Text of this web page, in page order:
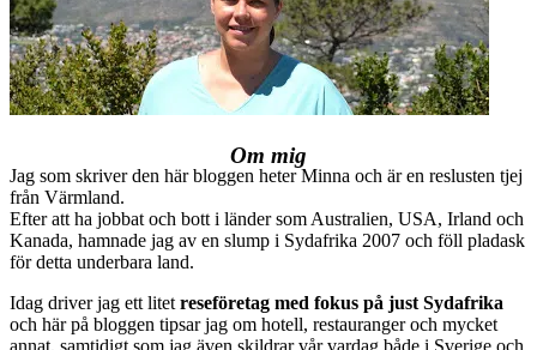
Om mig
Jag som skriver den här bloggen heter Minna och är en reslusten tjej
från Värmland.
Efter att ha jobbat och bott i länder som Australien, USA, Irland och
Kanada, hamnade jag av en slump i Sydafrika 2007 och föll pladask
för detta underbara land.
Idag driver jag ett litet reseföretag med fokus på just Sydafrika
och här på bloggen tipsar jag om hotell, restauranger och mycket
annat, samtidigt som jag även skildrar vår vardag både i Sverige och